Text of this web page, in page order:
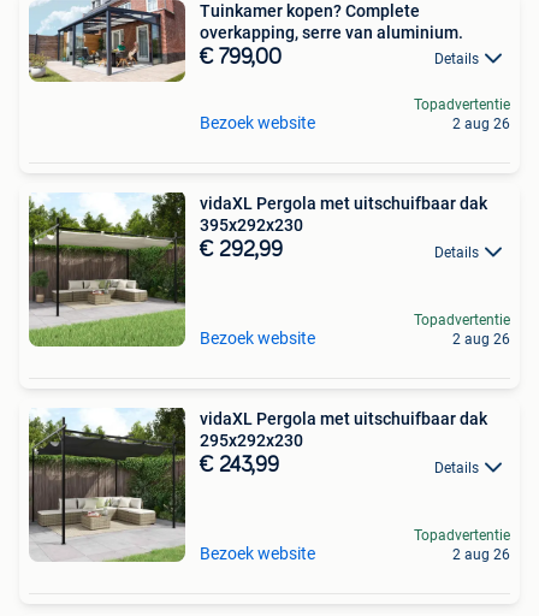
Tuinkamer kopen? Complete
overkapping, serre van aluminium.
€ 799,00 Details
Bezoek website
Topadvertentie
2 aug 26
vidaXL Pergola met uitschuifbaar dak
395x292x230
€ 292,99 Details
Bezoek website
Topadvertentie
2 aug 26
vidaXL Pergola met uitschuifbaar dak
295x292x230
€ 243,99 Details
Bezoek website
Topadvertentie
2 aug 26